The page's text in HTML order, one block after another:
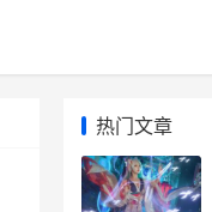
热门文章